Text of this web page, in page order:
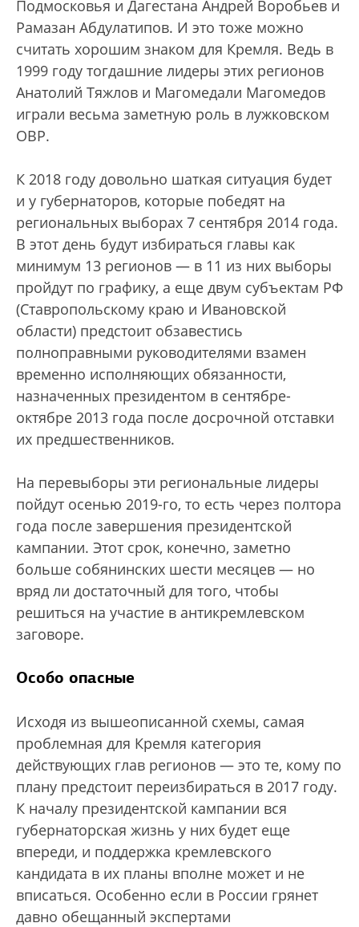
Подмосковья и Дагестана Андрей Воробьев и
Рамазан Абдулатипов. И это тоже можно
считать хорошим знаком для Кремля. Ведь в
1999 году тогдашние лидеры этих регионов
Анатолий Тяжлов и Магомедали Магомедов
играли весьма заметную роль в лужковском
ОВР.
К 2018 году довольно шаткая ситуация будет
и у губернаторов, которые победят на
региональных выборах 7 сентября 2014 года.
В этот день будут избираться главы как
минимум 13 регионов — в 11 из них выборы
пройдут по графику, а еще двум субъектам РФ
(Ставропольскому краю и Ивановской
области) предстоит обзавестись
полноправными руководителями взамен
временно исполняющих обязанности,
назначенных президентом в сентябре-
октябре 2013 года после досрочной отставки
их предшественников.
На перевыборы эти региональные лидеры
пойдут осенью 2019-го, то есть через полтора
года после завершения президентской
кампании. Этот срок, конечно, заметно
больше собянинских шести месяцев — но
вряд ли достаточный для того, чтобы
решиться на участие в антикремлевском
заговоре.
Особо опасные
Исходя из вышеописанной схемы, самая
проблемная для Кремля категория
действующих глав регионов — это те, кому по
плану предстоит переизбираться в 2017 году.
К началу президентской кампании вся
губернаторская жизнь у них будет еще
впереди, и поддержка кремлевского
кандидата в их планы вполне может и не
вписаться. Особенно если в России грянет
давно обещанный экспертами